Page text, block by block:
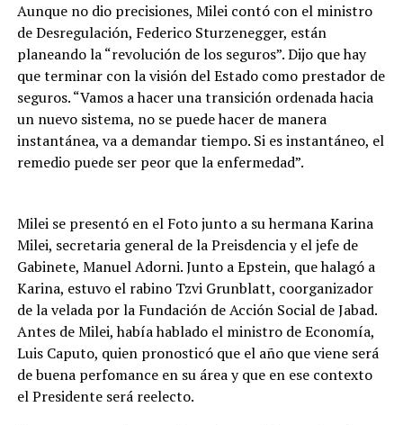
Aunque no dio precisiones, Milei contó con el ministro
de Desregulación, Federico Sturzenegger, están
planeando la “revolución de los seguros”. Dijo que hay
que terminar con la visión del Estado como prestador de
seguros. “Vamos a hacer una transición ordenada hacia
un nuevo sistema, no se puede hacer de manera
instantánea, va a demandar tiempo. Si es instantáneo, el
remedio puede ser peor que la enfermedad”.
Milei se presentó en el Foto junto a su hermana Karina
Milei, secretaria general de la Preisdencia y el jefe de
Gabinete, Manuel Adorni. Junto a Epstein, que halagó a
Karina, estuvo el rabino Tzvi Grunblatt, coorganizador
de la velada por la Fundación de Acción Social de Jabad.
Antes de Milei, había hablado el ministro de Economía,
Luis Caputo, quien pronosticó que el año que viene será
de buena perfomance en su área y que en ese contexto
el Presidente será reelecto.